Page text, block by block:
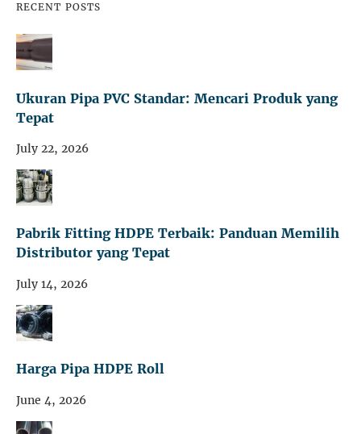
RECENT POSTS
Ukuran Pipa PVC Standar: Mencari Produk yang
Tepat
July 22, 2026
Pabrik Fitting HDPE Terbaik: Panduan Memilih
Distributor yang Tepat
July 14, 2026
Harga Pipa HDPE Roll
June 4, 2026